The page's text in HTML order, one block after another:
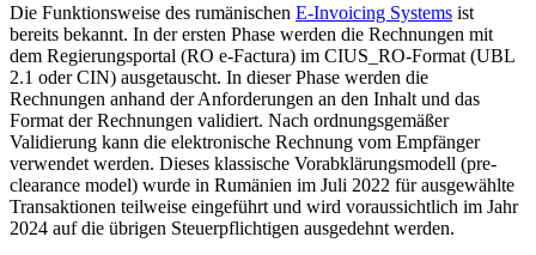
Die Funktionsweise des rumänischen E-Invoicing Systems ist
bereits bekannt. In der ersten Phase werden die Rechnungen mit
dem Regierungsportal (RO e-Factura) im CIUS_RO-Format (UBL
2.1 oder CIN) ausgetauscht. In dieser Phase werden die
Rechnungen anhand der Anforderungen an den Inhalt und das
Format der Rechnungen validiert. Nach ordnungsgemäßer
Validierung kann die elektronische Rechnung vom Empfänger
verwendet werden. Dieses klassische Vorabklärungsmodell (pre-
clearance model) wurde in Rumänien im Juli 2022 für ausgewählte
Transaktionen teilweise eingeführt und wird voraussichtlich im Jahr
2024 auf die übrigen Steuerpflichtigen ausgedehnt werden.